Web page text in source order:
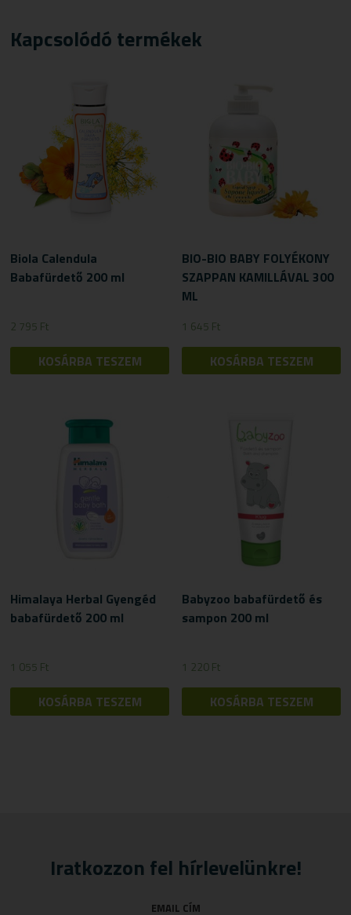
Kapcsolódó termékek
Biola Calendula
Babafürdető 200 ml
2 795 Ft
KOSÁRBA TESZEM
BIO-BIO BABY FOLYÉKONY
SZAPPAN KAMILLÁVAL 300
ML
1 645 Ft
KOSÁRBA TESZEM
Himalaya Herbal Gyengéd
babafürdető 200 ml
1 055 Ft
KOSÁRBA TESZEM
Babyzoo babafürdető és
sampon 200 ml
1 220Ft
KOSÁRBA TESZEM
Iratkozzon fel hírlevelünkre!
EMAIL CÍM